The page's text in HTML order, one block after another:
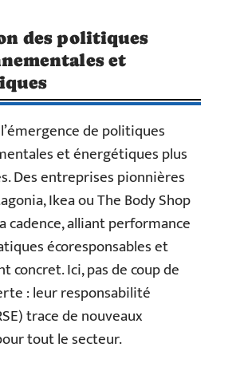
des politiques
et
de politiques
et énergétiques plus
Des entreprises pionnières
Ikea ou The Body Shop
cadence, alliant performance
écoresponsables et
concret. Ici, pas de coup de
: leur responsabilité
trace de nouveaux
tout le secteur.